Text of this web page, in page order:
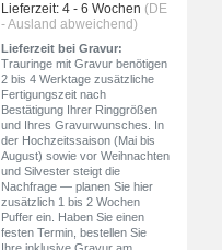
Lieferzeit: 4 - 6 Wochen (DE
- Ausland abweichend)
Lieferzeit bei Gravur:
Trauringe mit Gravur benötigen
2 bis 4 Werktage zusätzliche
Fertigungszeit nach
Bestätigung Ihrer Ringgrößen
und Ihres Gravurwunsches. In
der Hochzeitssaison (Mai bis
August) sowie vor Weihnachten
und Silvester steigt die
Nachfrage — planen Sie hier
zusätzlich 1 bis 2 Wochen
Puffer ein. Haben Sie einen
festen Termin, bestellen Sie